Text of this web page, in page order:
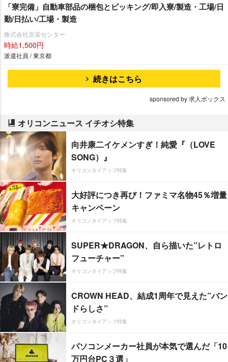
「寮完備」自動車部品の梱包とピッキング/即入寮/製造・工場/日
勤/日払い/工場・製造
株式会社京栄センター
時給1,500円
派遣社員 / 東京都
続きはこちら
sponsored by 求人ボックス
オリコンニュース イチオシ特集
向井康二イケメンすぎ！純愛『（LOVE
SONG）』
オリコンタイアップ特集
大好評につき再び！ファミマ名物45％増量
キャンペーン
オリコンタイアップ特集
SUPER★DRAGON、自ら描いた”レトロ
フューチャー”
オリコンタイアップ特集
CROWN HEAD、結成1周年で見えた”バン
ドらしさ”
オリコンタイアップ特集
パソコンメーカー社員が本気で選んだ「10
万円台PC３選」